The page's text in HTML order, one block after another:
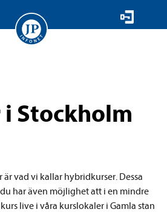
i Stockholm
är vad vi kallar hybridkurser. Dessa
har även möjlighet att i en mindre
live i våra kurslokaler i Gamla stan